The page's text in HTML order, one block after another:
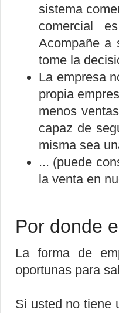
sistema
comercial
Acompañe a
tome la
La empresa
propia
menos
capaz de
misma sea
... (puede
la venta en
Por donde
La forma de
oportunas para
Si usted no tiene